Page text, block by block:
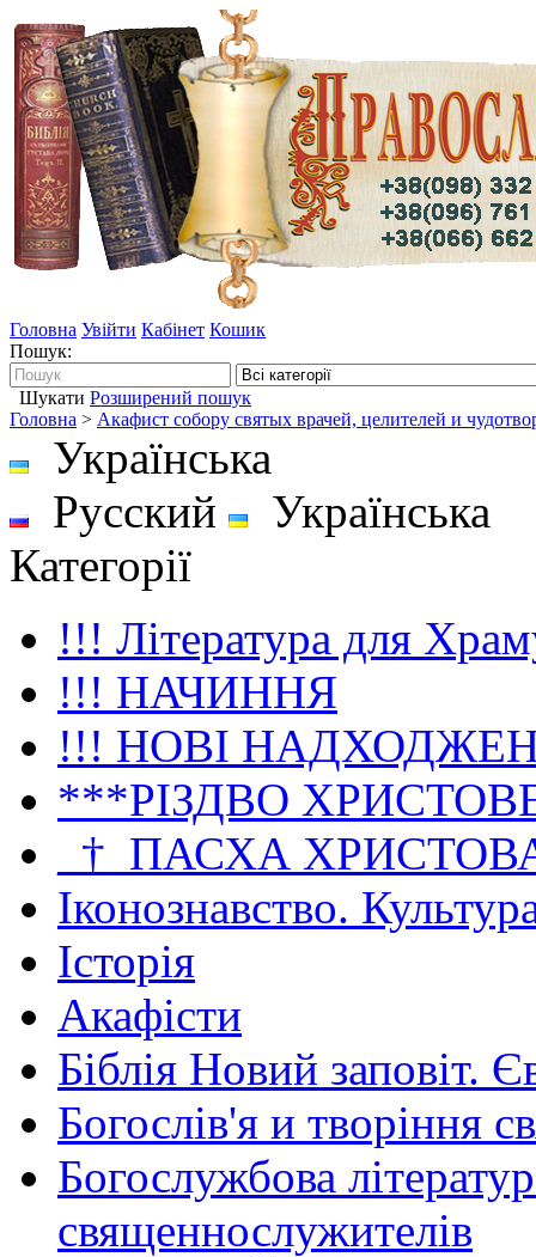
Головна Увійти Кабінет Кошик
Пошук:
Шукати Розширений пошук
Головна > Акафист собору святых врачей, целителей и
Українська
Русский
Українська
Категорії
!!! Література для
!!! НАЧИННЯ
!!! НОВІ
***РІЗДВО
_†_ПАСХА
Іконознавство.
Історія
Акафісти
Біблія Новий заповіт.
Богослів'я и творіння
Богослужбова
священнослужителів